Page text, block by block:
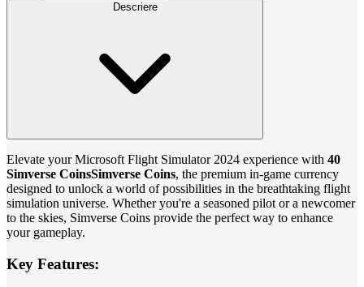
Descriere
Elevate your Microsoft Flight Simulator 2024 experience with 40
Simverse CoinsSimverse Coins, the premium in-game currency
designed to unlock a world of possibilities in the breathtaking flight
simulation universe. Whether you're a seasoned pilot or a newcomer
to the skies, Simverse Coins provide the perfect way to enhance
your gameplay.
Key Features: